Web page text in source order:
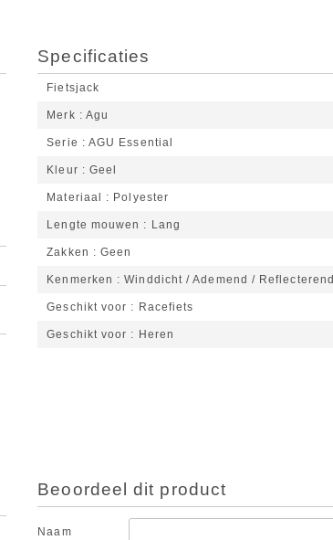
Specificaties
Fietsjack
Merk Agu
Serie AGU Essential
Kleur Geel
Materiaal Polyester
Lengte mouwen Lang
Zakken Geen
Kenmerken Winddicht / Ademend / Reflecterend
Geschikt voor Racefiets
Geschikt voor Heren
Beoordeel dit product
Naam